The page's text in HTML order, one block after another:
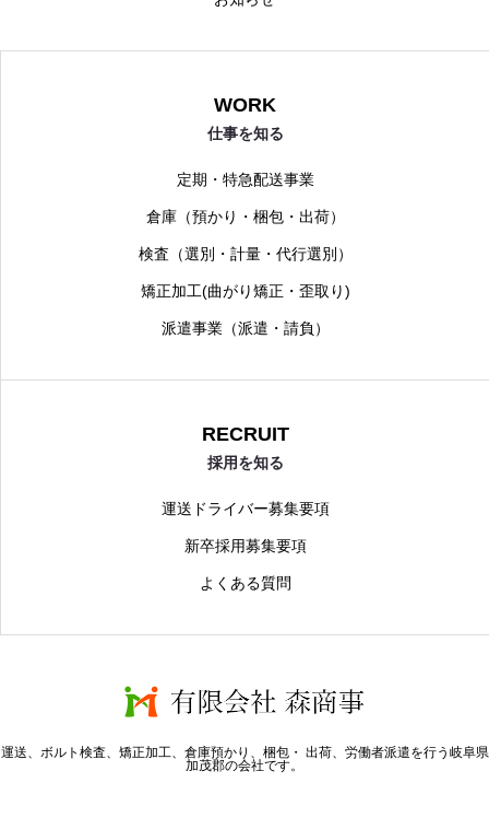
WORK
仕事を知る
定期・特急配送事業
倉庫（預かり・梱包・出荷）
検査（選別・計量・代行選別）
矯正加工(曲がり矯正・歪取り)
派遣事業（派遣・請負）
RECRUIT
採用を知る
運送ドライバー募集要項
新卒採用募集要項
よくある質問
運送、ボルト検査、矯正加工、倉庫預かり、梱包・ 出荷、労働者派遣を行う岐阜県
加茂郡の会社です。